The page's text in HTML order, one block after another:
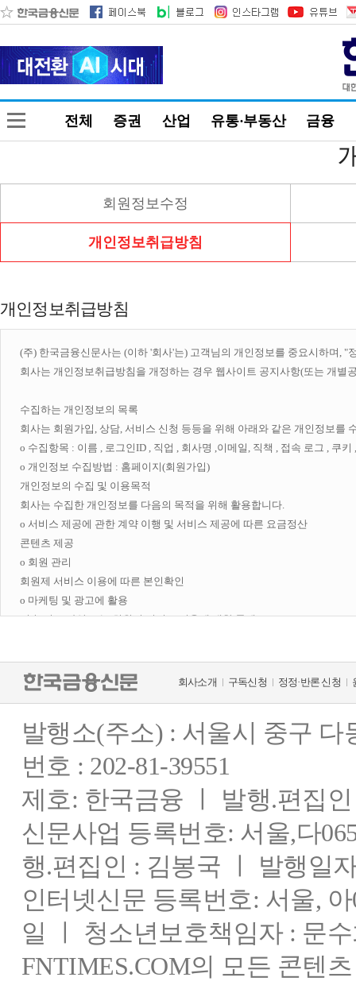
전체 증권 산업 유통·부동산 금융
회원정보수정
개인정보취급방침
개인정보취급방침
(주) 한국금융신문사는 (이하 '회사'는) 고객님의 개인정보를 중요시하며,
회사는 개인정보취급방침을 개정하는 경우 웹사이트 공지사항(또는 개별
수집하는 개인정보의 목록
회사는 회원가입, 상담, 서비스 신청 등등을 위해 아래와 같은 개인정보를
ο 수집항목 : 이름 , 로그인ID , 직업 , 회사명 ,이메일, 직책 , 접속 로그 , 쿠
ο 개인정보 수집방법 : 홈페이지(회원가입)
개인정보의 수집 및 이용목적
회사는 수집한 개인정보를 다음의 목적을 위해 활용합니다.
ο 서비스 제공에 관한 계약 이행 및 서비스 제공에 따른 요금정산
콘텐츠 제공
ο 회원 관리
회원제 서비스 이용에 따른 본인확인
ο 마케팅 및 광고에 활용
접속 빈도 파악 또는 회원의 서비스 이용에 대한 통계
회사는 귀하의 정보를 수시로 저장하고 찾아내는 ‘쿠키(cookie)’ 등을
▶ 쿠키 등 사용 목적
귀하는 쿠키 설치에 대한 선택권을 가지고 있습니다. 따라서, 귀하는 웹
▶ 쿠키 설정 거부 방법
예: 쿠키 설정을 거부하는 방법으로는 회원님이 사용하시는 웹 브라우저
설정방법 예(인터넷 익스플로어의 경우) : 웹 브라우저 상단의 도구 > 인터
단, 귀하께서 쿠키 설치를 거부하였을 경우 서비스 제공에 어려움이 있을
개인정보 보호담당자
[개인정보 보호 관리자]
이름/직위 : 이창선 / 부장
전화번호 : 02-773-1730
이메일 : lcs2004@fntimes.com
회사소개 구독신청 정정·반론 신청
발행소(주소) : 서울시 중구
번호 : 202-81-39551
제호: 한국금융 ㅣ 발행.편집
신문사업 등록번호: 서울,다
행.편집인 : 김봉국 ㅣ 발행일
인터넷신문 등록번호: 서울,
일 ㅣ 청소년보호책임자 : 문
FNTIMES.COM의 모든 콘텐